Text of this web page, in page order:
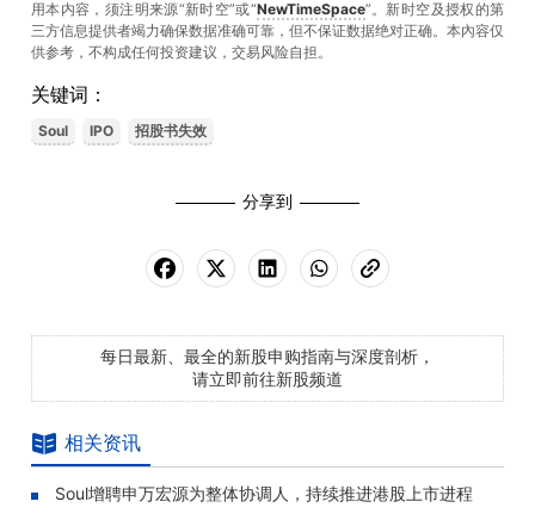
用本内容，须注明来源“新时空”或“NewTimeSpace”。新时空及授权的第
三方信息提供者竭力确保数据准确可靠，但不保证数据绝对正确。本內容仅
供参考，不构成任何投资建议，交易风险自担。
关键词：
Soul IPO 招股书失效
分享到
每日最新、最全的新股申购指南与深度剖析，
请立即前往新股频道
相关资讯
Soul增聘申万宏源为整体协调人，持续推进港股上市进程